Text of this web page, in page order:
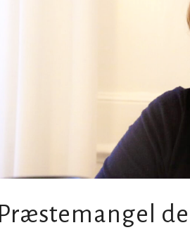
Præstemangel